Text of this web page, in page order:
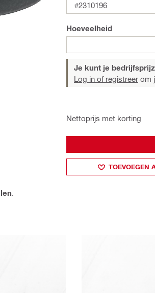
#2310196
Hoeveelheid
Je kunt je
Log in of registreer om
Nettoprijs met korting
TOEVOEGEN